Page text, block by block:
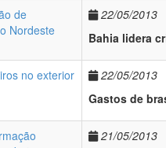
22/05/2013
Bahia lidera
22/05/2013
Gastos de
21/05/2013